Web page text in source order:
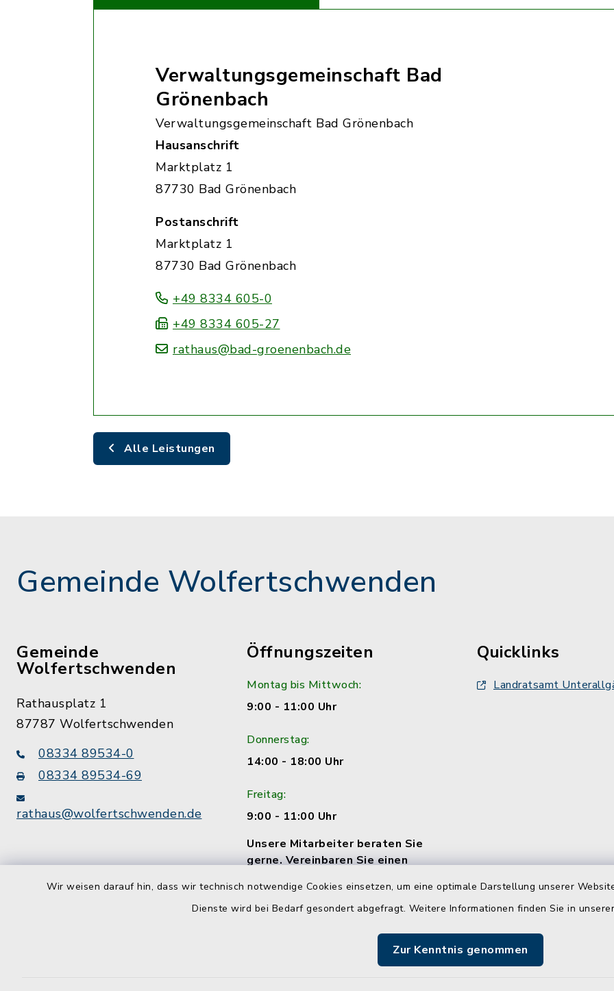
Wir weisen darauf hin, dass wir technisch notwendige Cookies einsetzen, um eine optimale Darstellung unserer
Dienste wird bei Bedarf gesondert abgefragt. Weitere Informationen finden Sie in
Zur Kenntnis genommen
Verwaltungsgemeinschaft Bad
Grönenbach
Verwaltungsgemeinschaft Bad Grönenbach
Hausanschrift
Marktplatz 1
87730 Bad Grönenbach
Postanschrift
Marktplatz 1
87730 Bad Grönenbach
+49 8334 605-0
+49 8334 605-27
rathaus@bad-groenenbach.de
Alle Leistungen
Gemeinde Wolfertschwenden
Gemeinde
Wolfertschwenden
Rathausplatz 1
87787 Wolfertschwenden
08334 89534-0
08334 89534-69
rathaus@wolfertschwenden.de
Öffnungszeiten
Montag bis Mittwoch:
9:00 - 11:00 Uhr
Donnerstag:
14:00 - 18:00 Uhr
Freitag:
9:00 - 11:00 Uhr
Unsere Mitarbeiter beraten Sie
gerne. Vereinbaren Sie einen
Quicklinks
Landratsamt